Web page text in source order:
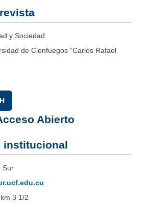
y Sociedad
de Cienfuegos “Carlos Rafael
Abierto
institucional
Sur
3 1/2